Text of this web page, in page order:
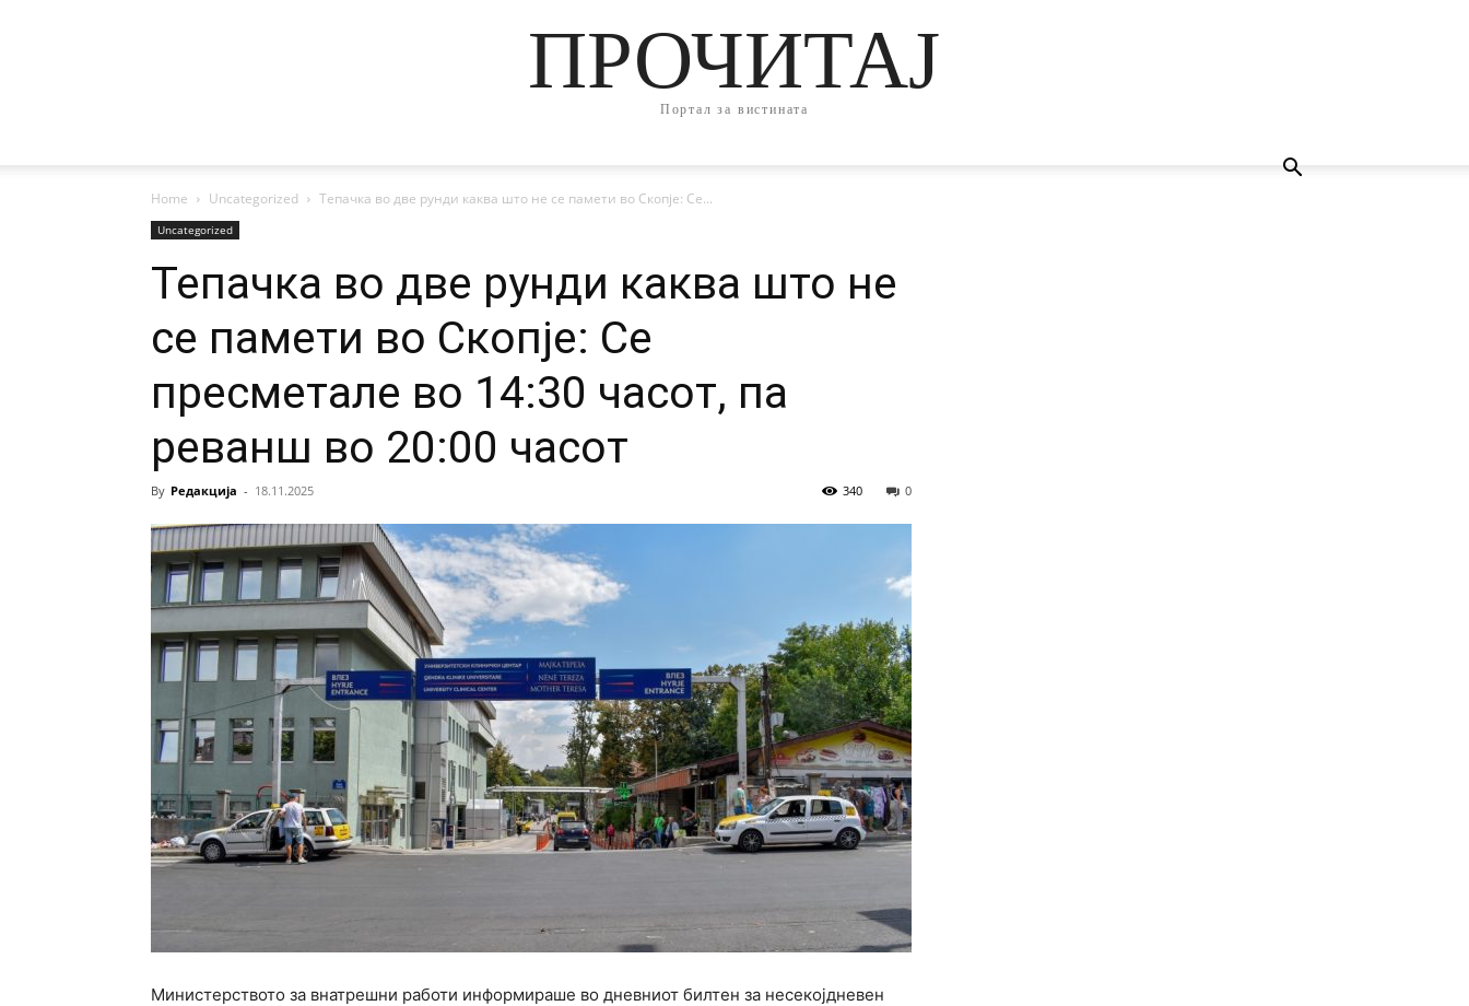
ПРОЧИТАЈ
Портал за вистината
Home Uncategorized Тепачка во две рунди каква што не се памети во Скопје: Се...
Uncategorized
Тепачка во две рунди каква што не
се памети во Скопје: Се
пресметале во 14:30 часот, па
реванш во 20:00 часот
By Редакција - 18.11.2025 0
340
Министерството за внатрешни работи информираше во дневниот билтен за несекојдневен